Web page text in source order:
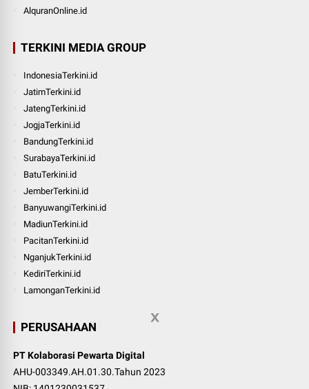
AlquranOnline.id
TERKINI MEDIA GROUP
IndonesiaTerkini.id
JatimTerkini.id
JatengTerkini.id
JogjaTerkini.id
BandungTerkini.id
SurabayaTerkini.id
BatuTerkini.id
JemberTerkini.id
BanyuwangiTerkini.id
MadiunTerkini.id
PacitanTerkini.id
NganjukTerkini.id
KediriTerkini.id
LamonganTerkini.id
PERUSAHAAN
PT Kolaborasi Pewarta Digital
AHU-003349.AH.01.30.Tahun 2023